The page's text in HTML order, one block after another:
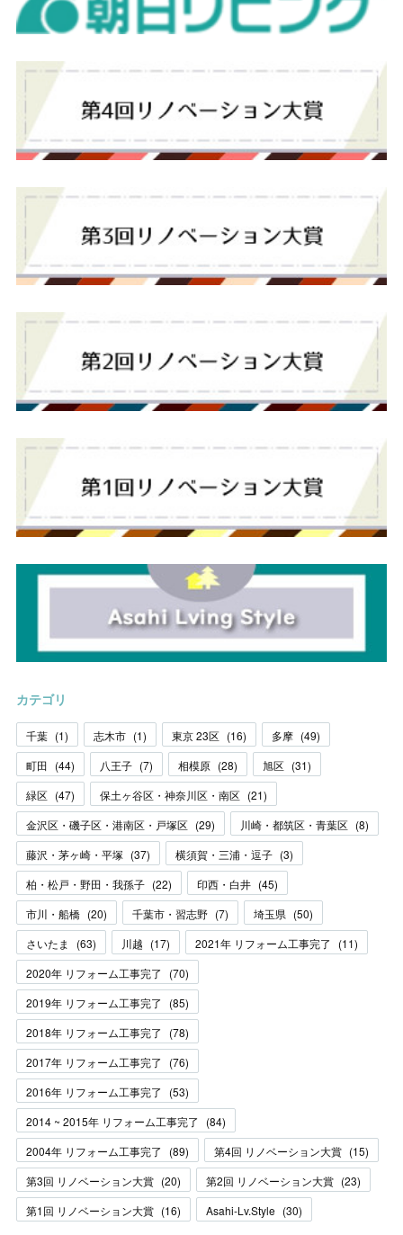
カテゴリ
千葉 (1) 志木市 (1) 東京 23区 (16) 多摩 (49)
町田 (44) 八王子 (7) 相模原 (28) 旭区 (31)
緑区 (47) 保土ヶ谷区・神奈川区・南区 (21)
金沢区・磯子区・港南区・戸塚区 (29) 川崎・都筑区・青葉区 (8)
藤沢・茅ヶ崎・平塚 (37) 横須賀・三浦・逗子 (3)
柏・松戸・野田・我孫子 (22) 印西・白井 (45)
市川・船橋 (20) 千葉市・習志野 (7) 埼玉県 (50)
さいたま
(63) 川越 (17) 2021年 リフォーム工事完了 (11)
2020年 リフォーム工事完了
(70)
2019年 リフォーム工事完了
(85)
2018年 リフォーム工事完了
(78)
2017年 リフォーム工事完了
(76)
2016年 リフォーム工事完了
(53)
2014 ~ 2015年 リフォーム工事完了
(84)
2004年 リフォーム工事完了
(89) 第4回 リノベーション大賞 (15)
第3回 リノベーション大賞 (20) 第2回 リノベーション大賞 (23)
第1回 リノベーション大賞 (16) Asahi-Lv.Style (30)